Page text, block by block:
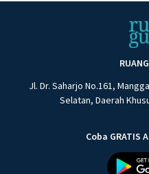
Jl. Dr. Saharjo No.161,
Selatan, Daerah
Coba GRATIS